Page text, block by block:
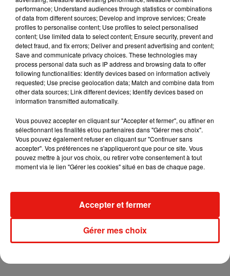
Horoscope G ¿½meaux - Citation du jour
Les caresses sont aussi nécessaires à la vie des sentiments
que les feuilles le sont aux arbres. Sans elles, l'amour meurt
par la racine (Nathaniel Hawthorne).
Horoscope G ¿½meaux - Nombre de chance
798
Horoscope G ¿½meaux - Clin d'oeil
Cessez de redouter des problèmes, le plus souvent
imaginaires ou exagérés. C'est en sachant apprécier les
côtés positifs de votre vie que vous vous donnerez de la
confiance.
Horoscope 2026|Tarot gratuit|Horoscope quotidien
(C) AsiaFlash.com
Horoscope hebdomadaire Gï¿½meaux
performance; Understand audiences through statistics or combinations
of data from different sources; Develop and improve services; Create
profiles to personalise content; Use profiles to select personalised
content; Use limited data to select content; Ensure security, prevent and
detect fraud, and fix errors; Deliver and present advertising and content;
Save and communicate privacy choices. These technologies may
process personal data such as IP address and browsing data to offer
following functionalities: Identify devices based on information actively
requested; Use precise geolocation data; Match and combine data from
other data sources; Link different devices; Identify devices based on
information transmitted automatically.
Vous pouvez accepter en cliquant sur "Accepter et fermer", ou affiner en
sélectionnant les finalités et/ou partenaires dans "Gérer mes choix".
Vous pouvez également refuser en cliquant sur "Continuer sans
accepter". Vos préférences ne s'appliqueront que pour ce site. Vous
pouvez mettre à jour vos choix, ou retirer votre consentement à tout
moment via le lien "Gérer les cookies" situé en bas de chaque page.
Gérer mes choix
Accepter et fermer